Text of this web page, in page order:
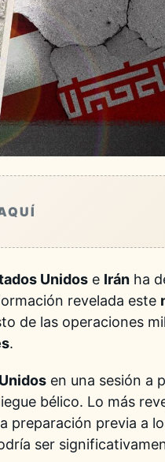
Unidos e Irán ha
revelada este
de las operaciones
.
en una sesión a
bélico. Lo más
preparación previa a
ser